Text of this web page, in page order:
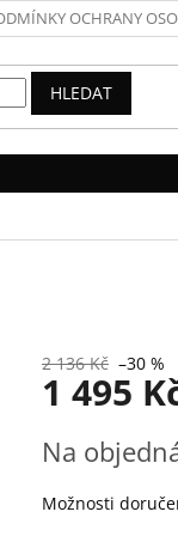
OCHRANY
HLEDAT
2 136 Kč –30 %
1 495
cena:
Na
Možnosti